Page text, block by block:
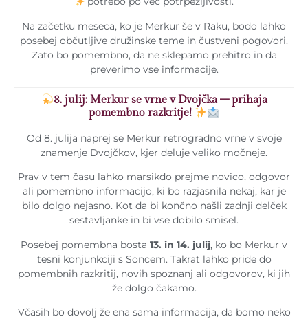
Na začetku meseca, ko je Merkur še v Raku, bodo lahko
posebej občutljive družinske teme in čustveni pogovori.
Zato bo pomembno, da ne sklepamo prehitro in da
preverimo vse informacije.
8. julij: Merkur se vrne v Dvojčka – prihaja
pomembno razkritje!
Od 8. julija naprej se Merkur retrogradno vrne v svoje
znamenje Dvojčkov, kjer deluje veliko močneje.
Prav v tem času lahko marsikdo prejme novico, odgovor
ali pomembno informacijo, ki bo razjasnila nekaj, kar je
bilo dolgo nejasno. Kot da bi končno našli zadnji delček
sestavljanke in bi vse dobilo smisel.
Posebej pomembna bosta 13. in 14. julij, ko bo Merkur v
tesni konjunkciji s Soncem. Takrat lahko pride do
pomembnih razkritij, novih spoznanj ali odgovorov, ki jih
že dolgo čakamo.
Včasih bo dovolj že ena sama informacija, da bomo neko